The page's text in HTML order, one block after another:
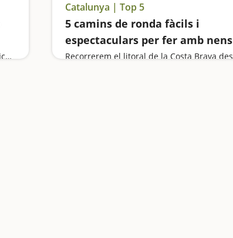
Ens submergim en el poble que va captivar a Picasso, fem ruta pel riu Estrets, descobrim un santuari amb aigua termal, aprenem història a l'aire lliure i ens divertim al Poble Vell de Corbera i gaudim d'unes piscines naturals cinc estrelles
Catalunya | Top 5
5 camins de ronda fàcils i
espectaculars per fer amb nens